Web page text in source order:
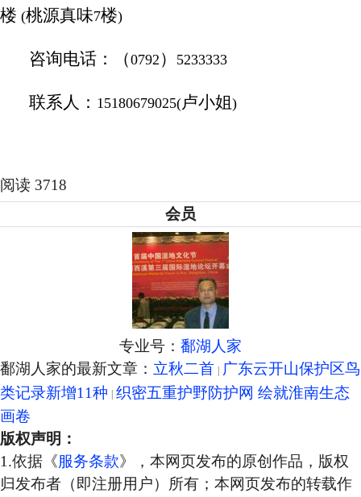
楼 (桃源真味7楼)
咨询电话：（0792 ） 5233333
联系人： 15180679025(卢小姐)
阅读 3718
会员
专业号： 鄱湖人家
鄱湖人家的最新文章： 立秋二首 广东云开山保护区鸟
类记录新增11种 织密五重护野防护网 绘就淮南生态
画卷
版权声明：
1.依据《服务条款》，本网页发布的原创作品，版权
归发布者（即注册用户）所有；本网页发布的转载作